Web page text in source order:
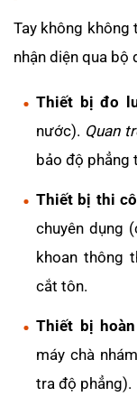
Tay không không
nhận diện qua bộ
Thiết bị đo
nước). Quan
bảo độ phẳng
Thiết bị thi
chuyên dụng
khoan thông
cắt tôn.
Thiết bị
máy chà
tra độ phẳng).